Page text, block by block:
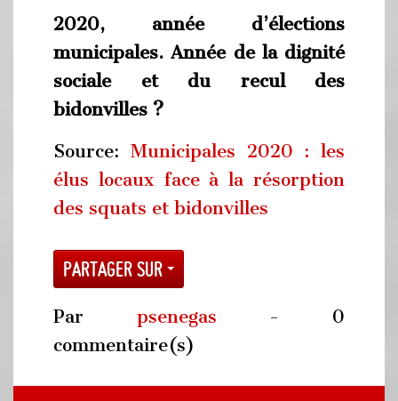
2020, année d’élections
municipales. Année de la dignité
sociale et du recul des
bidonvilles ?
Source: Municipales 2020 : les
élus locaux face à la résorption
des squats et bidonvilles
Partager sur
Par psenegas - 0
commentaire(s)